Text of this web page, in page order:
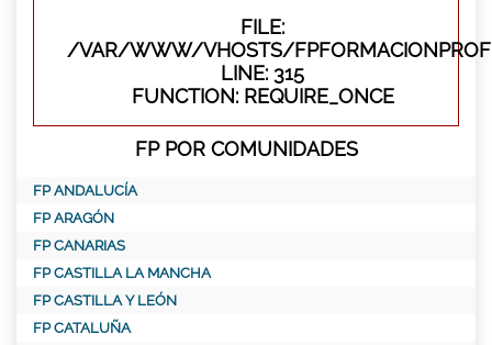
FILE:
/VAR/WWW/VHOSTS/
LINE: 315
FUNCTION: REQUIRE_ONCE
FP POR COMUNIDADES
FP ANDALUCÍA
FP ARAGÓN
FP CANARIAS
FP CASTILLA LA MANCHA
FP CASTILLA Y LEÓN
FP CATALUÑA